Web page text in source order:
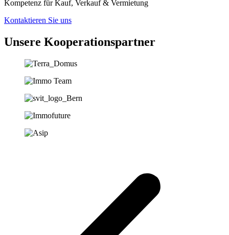
Kompetenz für Kauf, Verkauf & Vermietung
Kontaktieren Sie uns
Unsere Koopera­tions­partner